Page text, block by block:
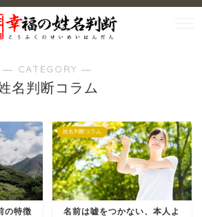
― CATEGORY ―
名判断コラム
の特徴
姓名判断コラム
名前は嘘をつかない、本人よ